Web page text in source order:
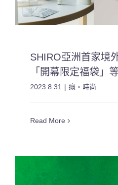
SHIRO亞洲首家境
「開幕限定福袋」
2023.8.31 | 癮・時尚
Read More